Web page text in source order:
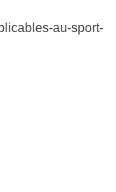
au-sport-